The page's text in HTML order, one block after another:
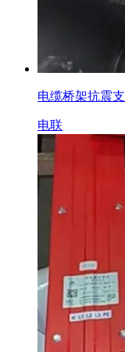
电缆桥架抗震
电联